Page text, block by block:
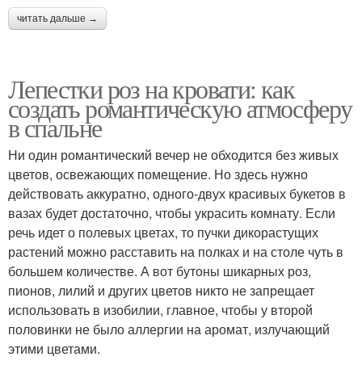
читать дальше →
Лепестки роз на кровати: как
создать романтическую атмосферу
в спальне
Ни один романтический вечер не обходится без живых
цветов, освежающих помещение. Но здесь нужно
действовать аккуратно, одного-двух красивых букетов в
вазах будет достаточно, чтобы украсить комнату. Если
речь идет о полевых цветах, то пучки дикорастущих
растений можно расставить на полках и на столе чуть в
большем количестве. А вот бутоны шикарных роз,
пионов, лилий и других цветов никто не запрещает
использовать в изобилии, главное, чтобы у второй
половинки не было аллергии на аромат, излучающий
этими цветами.